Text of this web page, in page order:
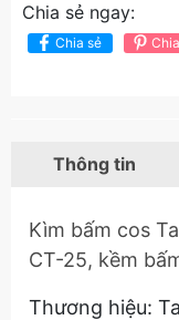
Chia sẻ ngay:
Chia sẻ
Thông tin
Kìm bấm cos
CT-25, kềm
Thương hiệu: